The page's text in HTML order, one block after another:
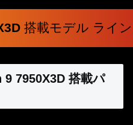
搭載モデル ライ
9 7950X3D 搭載パ